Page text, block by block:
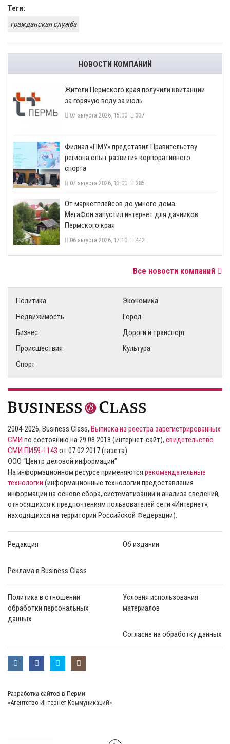
Теги:
гражданская служба
НОВОСТИ КОМПАНИЙ
​Жители Пермского края получили квитанции
за горячую воду за июль
07 августа 2026, 15:00 337
​Филиал «ПМУ» представил Правительству
региона опыт развития корпоративного
спорта
07 августа 2026, 13:00 385
От маркетплейсов до умного дома:
МегаФон запустил интернет для дачников
Пермского края
06 августа 2026, 17:10 442
Все новости компаний
Политика
Экономика
Недвижимость
Город
Бизнес
Дороги и транспорт
Происшествия
Культура
Спорт
2004-2026, Business Class, Выписка из реестра зарегистрированных
СМИ по состоянию на 29.08.2018 (интернет-сайт), свидетельство
СМИ ПИ59-1143 от 07.02.2017 (газета)
ООО “Центр деловой информации”
На информационном ресурсе применяются рекомендательные
технологии (информационные технологии предоставления
информации на основе сбора, систематизации и анализа сведений,
относящихся к предпочтениям пользователей сети «Интернет»,
находящихся на территории Российской Федерации).
Редакция Об издании
Реклама в Business Class
Политика в отношении
обработки персональных
данных
Условия использования
материалов
Согласие на обработку данных
Разработка сайтов в Перми
«Агентство Интернет Коммуникаций»